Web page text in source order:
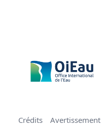
Crédits Avertissement